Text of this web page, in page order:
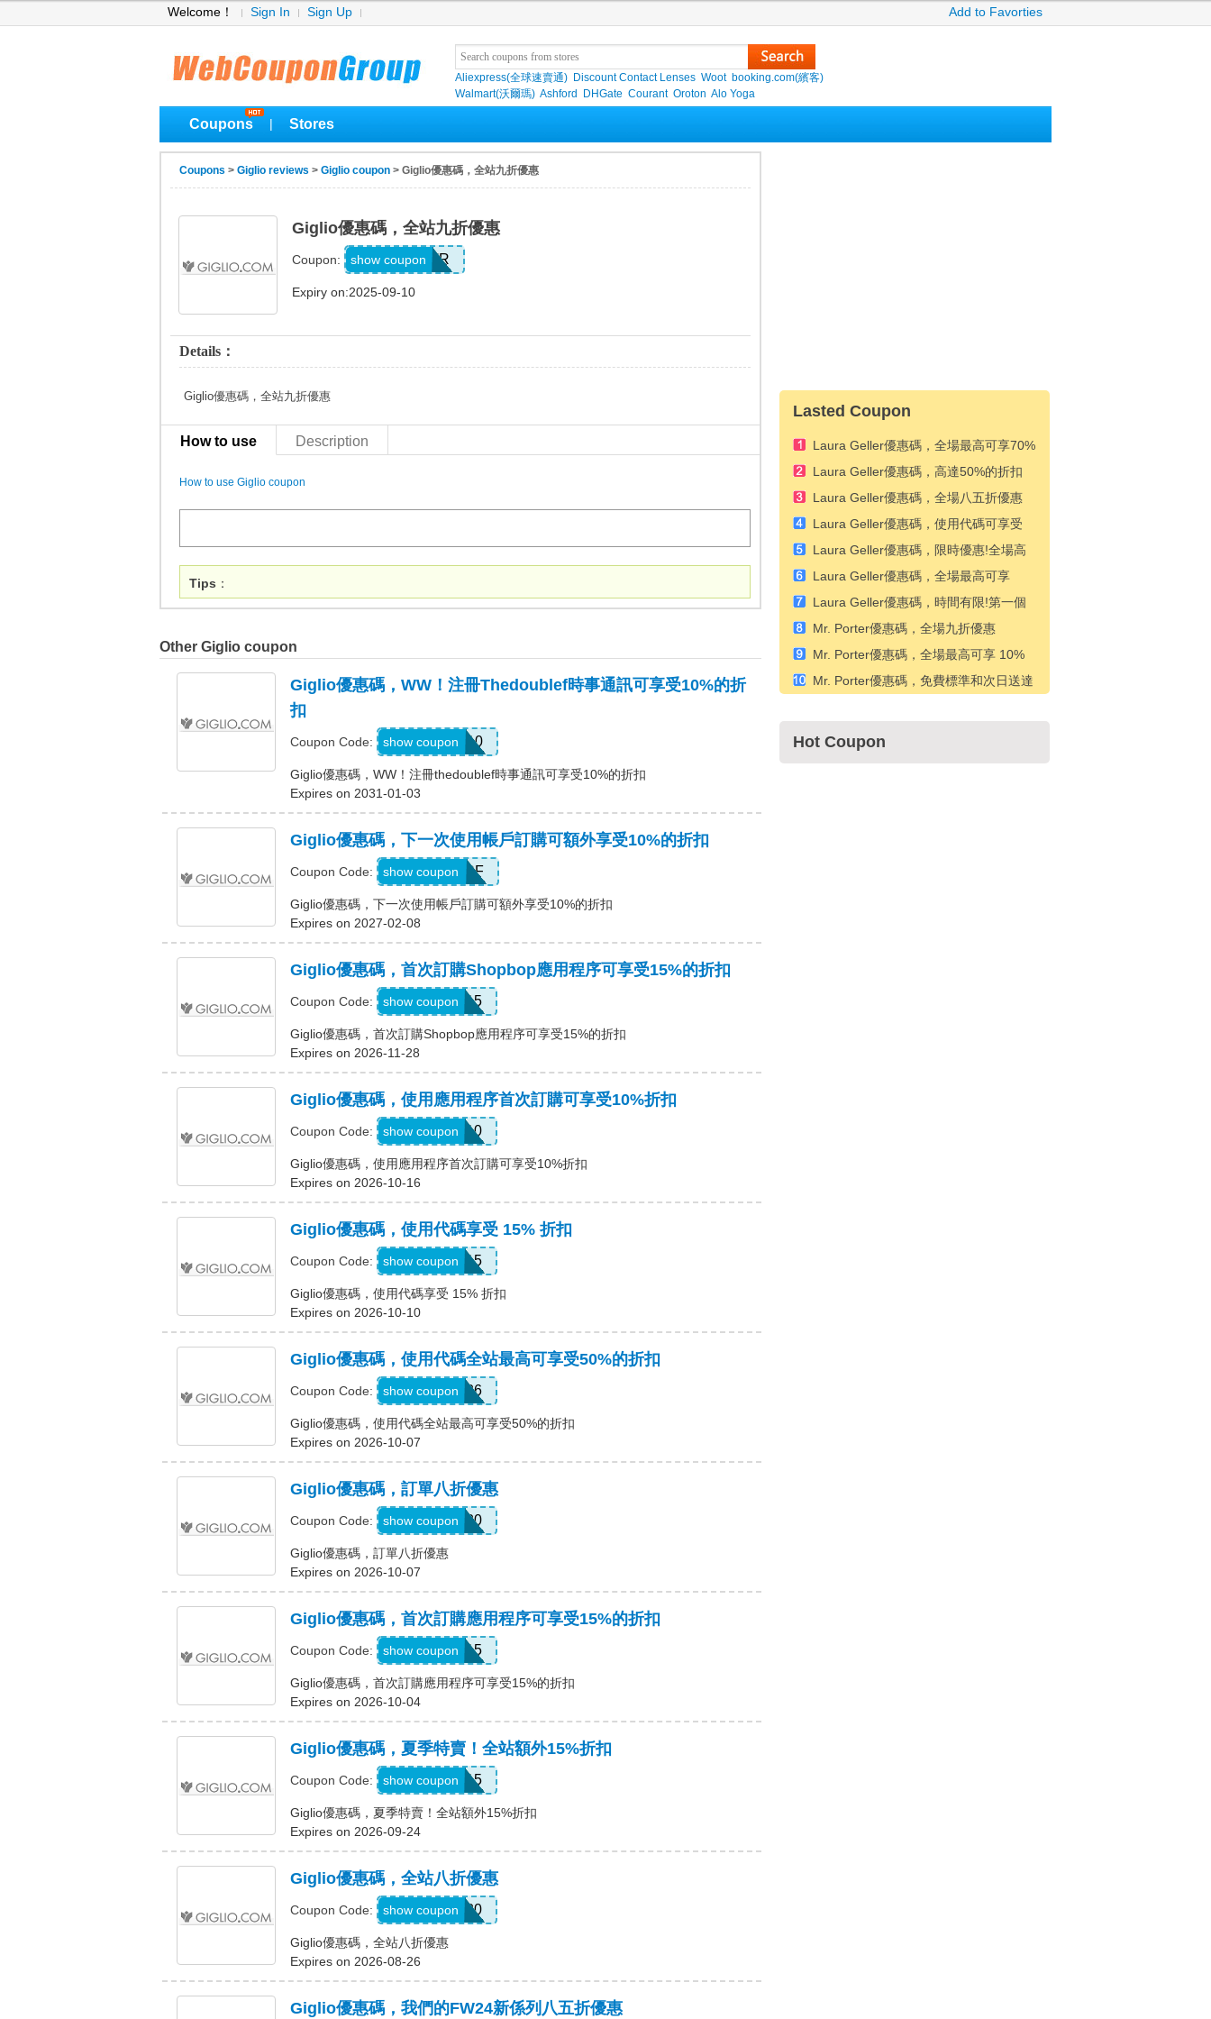
Welcome！ Sign In Sign Up Add to Favorties
Aliexpress(全球速賣通) Discount Contact Lenses Woot booking.com(繽客)
Walmart(沃爾瑪) Ashford DHGate Courant Oroton Alo Yoga
Coupons Stores
Coupons > Giglio reviews > Giglio coupon > Giglio優惠碼，全站九折優惠
Giglio優惠碼，全站九折優惠
Coupon: UOB10LVR
show coupon
Expiry on:2025-09-10
Details：
Giglio優惠碼，全站九折優惠
How to use Description
How to use Giglio coupon
Tips ：
Other Giglio coupon
Giglio優惠碼，WW！注冊thedoublef時事通訊可享受10%的折
扣
Coupon Code: WELCOME10
show coupon
Giglio優惠碼，WW！注冊thedoublef時事通訊可享受10%的折扣
Expires on 2031-01-03
Giglio優惠碼，下一次使用帳戶訂購可額外享受10%的折扣
Coupon Code: ACCOUNTSF
show coupon
Giglio優惠碼，下一次使用帳戶訂購可額外享受10%的折扣
Expires on 2027-02-08
Giglio優惠碼，首次訂購Shopbop應用程序可享受15%的折扣
Coupon Code: APP15
show coupon
Giglio優惠碼，首次訂購Shopbop應用程序可享受15%的折扣
Expires on 2026-11-28
Giglio優惠碼，使用應用程序首次訂購可享受10%折扣
Coupon Code: APP10
show coupon
Giglio優惠碼，使用應用程序首次訂購可享受10%折扣
Expires on 2026-10-16
Giglio優惠碼，使用代碼享受 15% 折扣
Coupon Code: SUMMER15
show coupon
Giglio優惠碼，使用代碼享受 15% 折扣
Expires on 2026-10-10
Giglio優惠碼，使用代碼全站最高可享受50%的折扣
Coupon Code: SUM26
show coupon
Giglio優惠碼，使用代碼全站最高可享受50%的折扣
Expires on 2026-10-07
Giglio優惠碼，訂單八折優惠
Coupon Code: CALL20
show coupon
Giglio優惠碼，訂單八折優惠
Expires on 2026-10-07
Giglio優惠碼，首次訂購應用程序可享受15%的折扣
Coupon Code: APP15
show coupon
Giglio優惠碼，首次訂購應用程序可享受15%的折扣
Expires on 2026-10-04
Giglio優惠碼，夏季特賣！全站額外15%折扣
Coupon Code: SUMMER15
show coupon
Giglio優惠碼，夏季特賣！全站額外15%折扣
Expires on 2026-09-24
Giglio優惠碼，全站八折優惠
Coupon Code: CALL20
show coupon
Giglio優惠碼，全站八折優惠
Expires on 2026-08-26
Giglio優惠碼，我們的FW24新係列八五折優惠
Lasted Coupon
Laura Geller優惠碼，全場最高可享70%
折扣 + 50美元以上可享10美元折扣
Laura Geller優惠碼，高達50%的折扣
+額外20%的折扣
Laura Geller優惠碼，全場八五折優惠
Laura Geller優惠碼，使用代碼可享受
5% 折扣
Laura Geller優惠碼，限時優惠!全場高
達70%的折扣+額外20%的折扣
Laura Geller優惠碼，全場最高可享
68% 折扣
Laura Geller優惠碼，時間有限!第一個
應用程序訂單25%折扣
Mr. Porter優惠碼，全場九折優惠
Mr. Porter優惠碼，全場最高可享 10%
折扣
Mr. Porter優惠碼，免費標準和次日送達
Hot Coupon